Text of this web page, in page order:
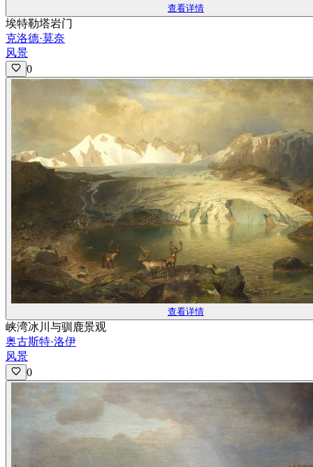
查看详情
埃特勒塔岩门
克洛德·莫奈
风景
0
查看详情
峡湾冰川与驯鹿景观
奥古斯特·洛伊
风景
0